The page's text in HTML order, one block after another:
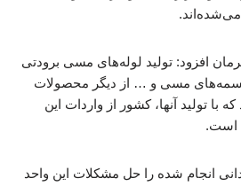
افزود: تولید لوله‌های مسی برودتی
مسی و … از دیگر محصولات
با تولید آنها، کشور از واردات این
است.
انجام شده را حل مشکلات این واحد